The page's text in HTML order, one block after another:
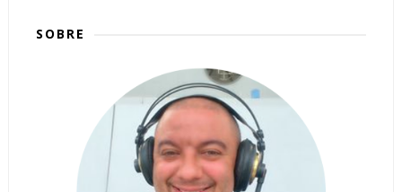
SOBRE